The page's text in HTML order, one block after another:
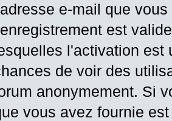
e-mail que
est
l'activation est
de voir des
anonymement. Si
vous avez fournie